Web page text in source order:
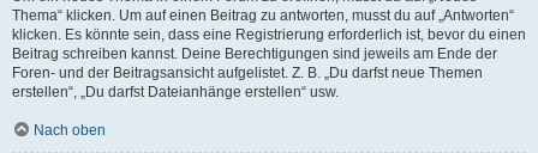
Thema“ klicken. Um auf einen Beitrag zu antworten, musst du auf „Antworten“
klicken. Es könnte sein, dass eine Registrierung erforderlich ist, bevor du einen
Beitrag schreiben kannst. Deine Berechtigungen sind jeweils am Ende der
Foren- und der Beitragsansicht aufgelistet. Z. B. „Du darfst neue Themen
erstellen“, „Du darfst Dateianhänge erstellen“ usw.
Nach oben